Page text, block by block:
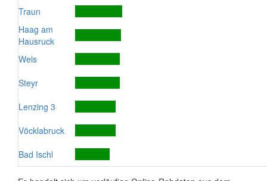
Traun
Haag am
Hausruck
Wels
Steyr
Lenzing 3
Vöcklabruck
Bad Ischl